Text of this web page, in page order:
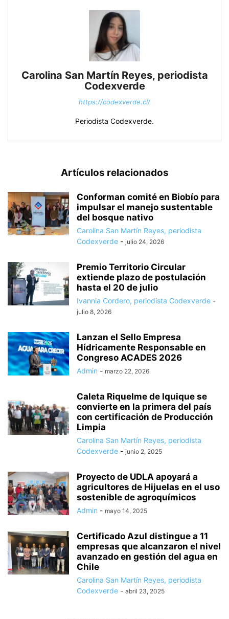
Carolina San Martín Reyes, periodista
Codexverde
https://codexverde.cl/
Periodista Codexverde.
Artículos relacionados
Conforman comité en Biobío para
impulsar el manejo sustentable
del bosque nativo
Carolina San Martín Reyes, periodista
Codexverde - julio 24, 2026
Premio Territorio Circular
extiende plazo de postulación
hasta el 20 de julio
Ivannia Cordero, periodista Codexverde -
julio 8, 2026
Lanzan el Sello Empresa
Hídricamente Responsable en
Congreso ACADES 2026
Admin - marzo 22, 2026
Caleta Riquelme de Iquique se
convierte en la primera del país
con certificación de Producción
Limpia
Carolina San Martín Reyes, periodista
Codexverde - junio 2, 2025
Proyecto de UDLA apoyará a
agricultores de Hijuelas en el uso
sostenible de agroquímicos
Admin - mayo 14, 2025
Certificado Azul distingue a 11
empresas que alcanzaron el nivel
avanzado en gestión del agua en
Chile
Carolina San Martín Reyes, periodista
Codexverde - abril 23, 2025